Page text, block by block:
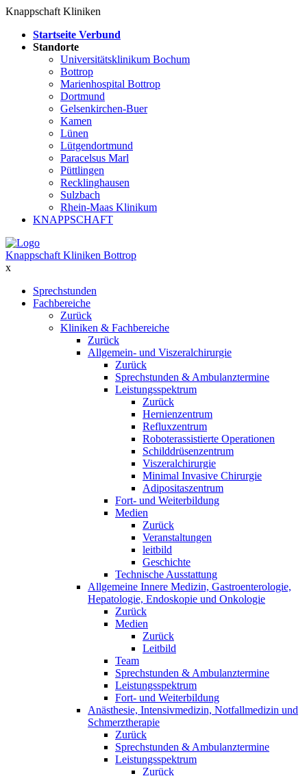
Knappschaft Kliniken
Startseite Verbund
Standorte
Universitätsklinikum Bochum
Bottrop
Marienhospital Bottrop
Dortmund
Gelsenkirchen-Buer
Kamen
Lünen
Lütgendortmund
Paracelsus Marl
Püttlingen
Recklinghausen
Sulzbach
Rhein-Maas Klinikum
KNAPPSCHAFT
Knappschaft Kliniken Bottrop
x
Sprechstunden
Fachbereiche
Zurück
Kliniken & Fachbereiche
Zurück
Allgemein- und Viszeralchirurgie
Zurück
Sprechstunden & Ambulanztermine
Leistungsspektrum
Zurück
Hernienzentrum
Refluxzentrum
Roboterassistierte Operationen
Schilddrüsenzentrum
Viszeralchirurgie
Minimal Invasive Chirurgie
Adipositaszentrum
Fort- und Weiterbildung
Medien
Zurück
Veranstaltungen
leitbild
Geschichte
Technische Ausstattung
Allgemeine Innere Medizin, Gastroenterologie,
Hepatologie, Endoskopie und Onkologie
Zurück
Medien
Zurück
Leitbild
Team
Sprechstunden & Ambulanztermine
Leistungsspektrum
Fort- und Weiterbildung
Anästhesie, Intensivmedizin, Notfallmedizin und
Schmerztherapie
Zurück
Sprechstunden & Ambulanztermine
Leistungsspektrum
Zurück